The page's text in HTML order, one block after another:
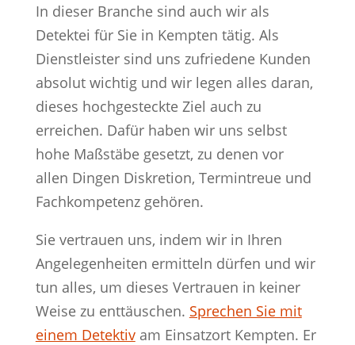
In dieser Branche sind auch wir als
Detektei für Sie in Kempten tätig. Als
Dienstleister sind uns zufriedene Kunden
absolut wichtig und wir legen alles daran,
dieses hochgesteckte Ziel auch zu
erreichen. Dafür haben wir uns selbst
hohe Maßstäbe gesetzt, zu denen vor
allen Dingen Diskretion, Termintreue und
Fachkompetenz gehören.
Sie vertrauen uns, indem wir in Ihren
Angelegenheiten ermitteln dürfen und wir
tun alles, um dieses Vertrauen in keiner
Weise zu enttäuschen. Sprechen Sie mit
einem Detektivam Einsatzort Kempten. Er